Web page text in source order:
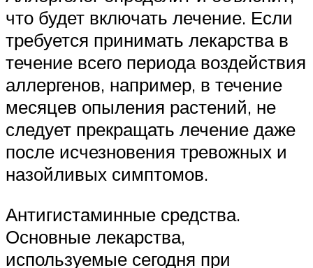
что будет включать лечение. Если
требуется принимать лекарства в
течение всего периода воздействия
аллергенов, например, в течение
месяцев опыления растений, не
следует прекращать лечение даже
после исчезновения тревожных и
назойливых симптомов.
Антигистаминные средства.
Основные лекарства,
используемые сегодня при